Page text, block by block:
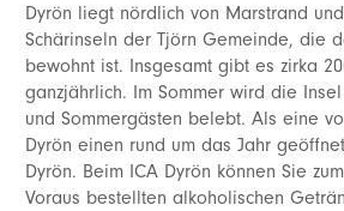
Dyrön liegt nördlich von Marstrand
Schärinseln der Tjörn Gemeinde, die
bewohnt ist. Insgesamt gibt es zirka
ganzjährlich. Im Sommer wird die
und Sommergästen belebt. Als eine
Dyrön einen rund um das Jahr
Dyrön. Beim ICA Dyrön können Sie
Voraus bestellten alkoholischen